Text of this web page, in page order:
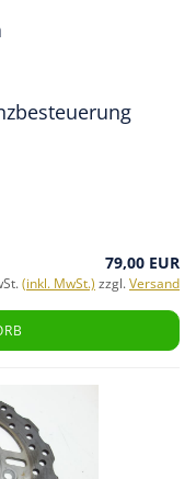
79,00 EUR
(inkl. MwSt.) zzgl.Versand